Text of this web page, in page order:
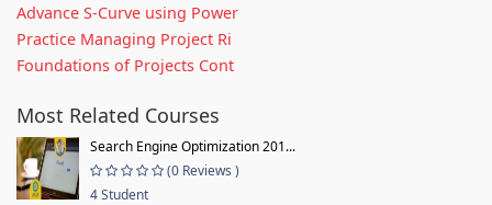
Advance S-Curve using Power
Practice Managing Project Ri
Foundations of Projects Cont
Most Related Courses
Search Engine Optimization 201...
(0 Reviews )
4 Student